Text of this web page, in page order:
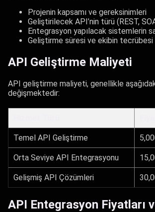
Projenin kapsamı ve gereksinimleri
Geliştirilecek API’nin türü (REST,
Entegrasyon yapılacak sistemlerin
Geliştirme süresi ve ekibin tecrübesi
API Geliştirme Maliyeti
API geliştirme maliyeti, genellikle
değişmektedir:
Temel API Geliştirme
Orta Seviye API Entegrasyonu
Gelişmiş API Çözümleri
API Entegrasyon Fiyatları